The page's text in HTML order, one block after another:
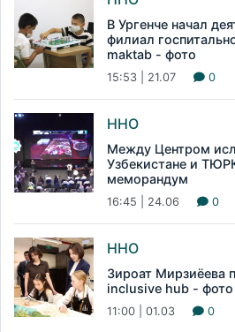
В Ургенче начал
филиал
maktab - фото
15:53 | 21.07 0
ННО
Между Центром
Узбекистане и
меморандум
16:45 | 24.06 0
ННО
Зироат Мирзиёева
inclusive hub - фото
11:00 | 01.03 0